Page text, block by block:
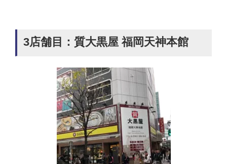
3店舗目：質大黒屋 福岡天神本館